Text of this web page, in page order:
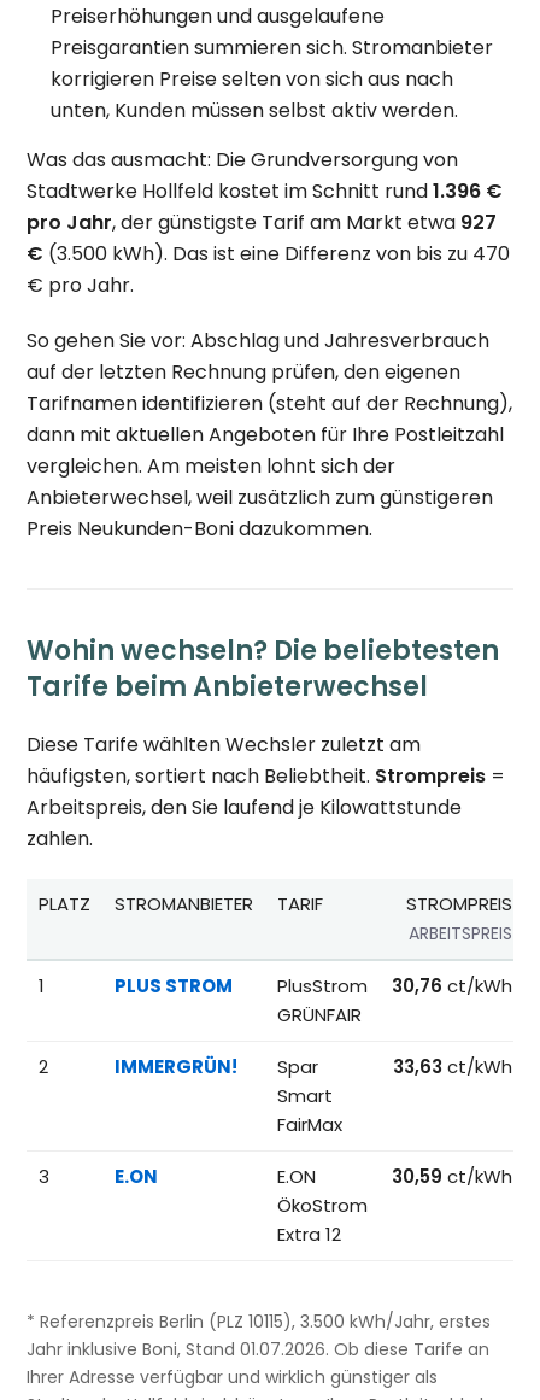
Preiserhöhungen und ausgelaufene
Preisgarantien summieren sich. Stromanbieter
korrigieren Preise selten von sich aus nach
unten, Kunden müssen selbst aktiv werden.
Was das ausmacht: Die Grundversorgung von
Stadtwerke Hollfeld kostet im Schnitt rund1.396 €
pro Jahr, der günstigste Tarif am Markt etwa 927
€ (3.500 kWh). Das ist eine Differenz von bis zu 470
€ pro Jahr.
So gehen Sie vor: Abschlag und Jahresverbrauch
auf der letzten Rechnung prüfen, den eigenen
Tarifnamen identifizieren (steht auf der Rechnung),
dann mit aktuellen Angeboten für Ihre Postleitzahl
vergleichen. Am meisten lohnt sich der
Anbieterwechsel, weil zusätzlich zum günstigeren
Preis Neukunden-Boni dazukommen.
Wohin wechseln? Die beliebtesten
Tarife beim Anbieterwechsel
Diese Tarife wählten Wechsler zuletzt am
häufigsten, sortiert nach Beliebtheit. Strompreis =
Arbeitspreis, den Sie laufend je Kilowattstunde
zahlen.
Beliebteste Tarife beim Anbieterwechsel;
PLATZ STROMANBIETER TARIF STROMPREIS
ARBEITSPREIS
1 PLUS STROM
PlusStrom
GRÜNFAIR
30,76 ct/kWh
2 IMMERGRÜN!
Spar
Smart
FairMax
33,63 ct/kWh
3 E.ON
E.ON
ÖkoStrom
Extra 12
30,59 ct/kWh
* Referenzpreis Berlin (PLZ 10115), 3.500 kWh/Jahr, erstes
Jahr inklusive Boni, Stand 01.07.2026. Ob diese Tarife an
Ihrer Adresse verfügbar und wirklich günstiger als